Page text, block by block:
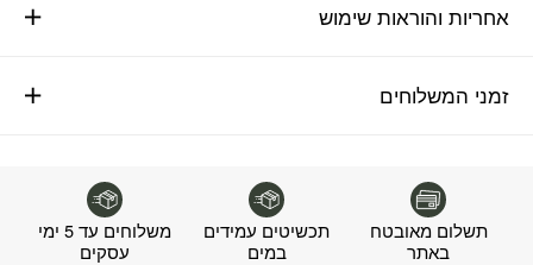
אחריות והוראות שימוש
זמני המשלוחים
תשלום מאובטח
באתר
תכשיטים עמידים
במים
משלוחים עד 5 ימי
עסקים